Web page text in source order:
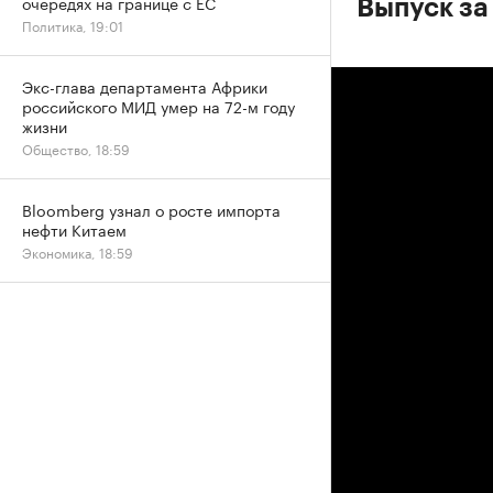
Выпуск
Политика, 19:01
Экс-глава департамента Африки
российского МИД умер на 72-м году
жизни
Общество, 18:59
Bloomberg узнал о росте импорта
нефти Китаем
Экономика, 18:59